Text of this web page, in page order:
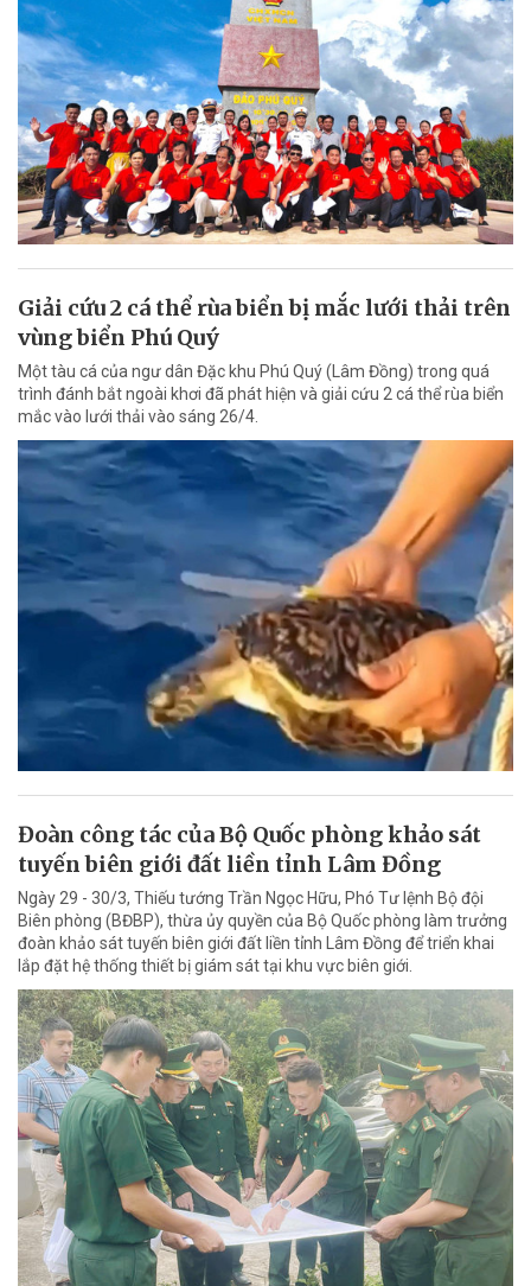
Giải cứu 2 cá thể rùa biển bị mắc lưới thải trên
vùng biển Phú Quý
Một tàu cá của ngư dân Đặc khu Phú Quý (Lâm Đồng) trong quá
trình đánh bắt ngoài khơi đã phát hiện và giải cứu 2 cá thể rùa biển
mắc vào lưới thải vào sáng 26/4.
Đoàn công tác của Bộ Quốc phòng khảo sát
tuyến biên giới đất liền tỉnh Lâm Đồng
Ngày 29 - 30/3, Thiếu tướng Trần Ngọc Hữu, Phó Tư lệnh Bộ đội
Biên phòng (BĐBP), thừa ủy quyền của Bộ Quốc phòng làm trưởng
đoàn khảo sát tuyến biên giới đất liền tỉnh Lâm Đồng để triển khai
lắp đặt hệ thống thiết bị giám sát tại khu vực biên giới.